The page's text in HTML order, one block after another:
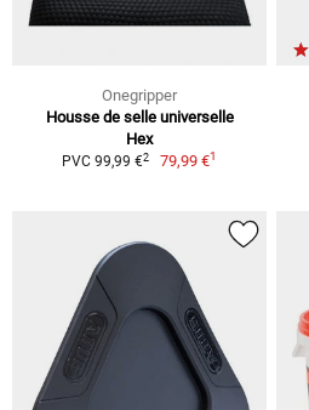
Onegripper
Housse de selle universelle
Hex
PVC 99,99 €2 79,99 €1